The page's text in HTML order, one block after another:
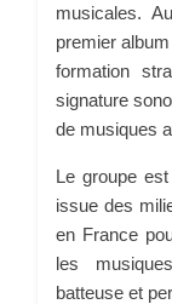
musicales.
premier
formation
signature
de musiques
Le groupe
issue des
en France
les
batteuse et